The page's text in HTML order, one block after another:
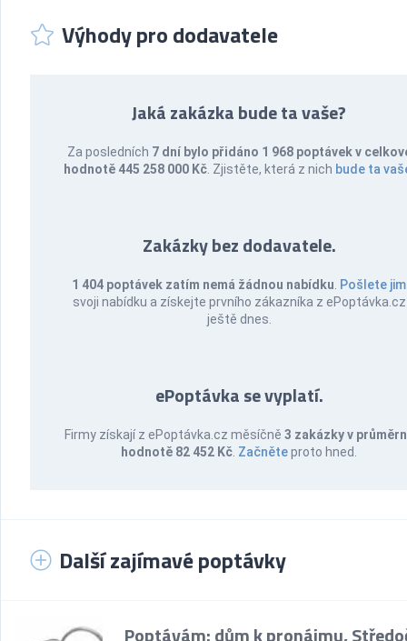
Výhody pro dodavatele
Jaká zakázka bude ta vaše?
Za posledních 7 dní bylo přidáno 1 968 poptávek v
hodnotě 445 258 000 Kč . Zjistěte, která z nich bude ta
Zakázky bez dodavatele.
1 404 poptávek zatím nemá žádnou nabídku Pošlete jim
svoji nabídku a získejte prvního zákazníka z ePoptávka.cz
ještě dnes.
ePoptávka se vyplatí.
Firmy získají z ePoptávka.cz měsíčně 3 zakázky v
hodnotě 82 452 Kč Začněteproto hned.
Další zajímavé poptávky
Poptávám: dům k pronájmu,